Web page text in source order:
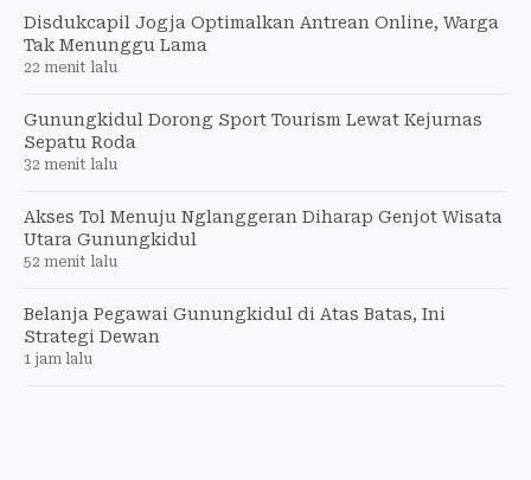
Disdukcapil Jogja Optimalkan Antrean Online, Warga
Tak Menunggu Lama
22 menit lalu
Gunungkidul Dorong Sport Tourism Lewat Kejurnas
Sepatu Roda
32 menit lalu
Akses Tol Menuju Nglanggeran Diharap Genjot Wisata
Utara Gunungkidul
52 menit lalu
Belanja Pegawai Gunungkidul di Atas Batas, Ini
Strategi Dewan
1 jam lalu